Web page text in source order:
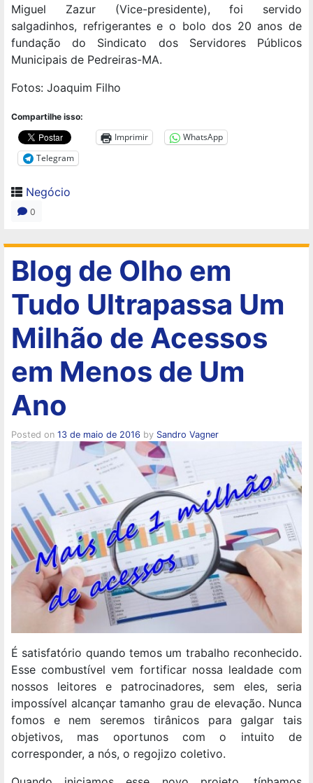
Miguel Zazur (Vice-presidente), foi servido
salgadinhos, refrigerantes e o bolo dos 20 anos de
fundação do Sindicato dos Servidores Públicos
Municipais de Pedreiras-MA.
Fotos: Joaquim Filho
Compartilhe isso:
Imprimir
WhatsApp
Telegram
Negócio
0
Blog de Olho em
Tudo Ultrapassa Um
Milhão de Acessos
em Menos de Um
Ano
Posted on 13 de maio de 2016 by Sandro Vagner
É satisfatório quando temos um trabalho reconhecido.
Esse combustível vem fortificar nossa lealdade com
nossos leitores e patrocinadores, sem eles, seria
impossível alcançar tamanho grau de elevação. Nunca
fomos e nem seremos tirânicos para galgar tais
objetivos, mas oportunos com o intuito de
corresponder, a nós, o regojizo coletivo.